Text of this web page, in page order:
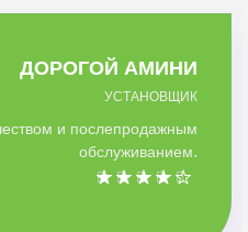
ДОРОГОЙ АМИНИ
УСТАНОВЩИК
и послепродажным
обслуживанием.